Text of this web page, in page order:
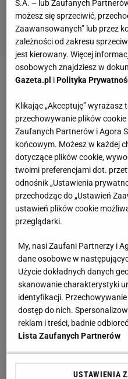
Zobacz wideo
chwilę) na kołku. Nie
do boksu"
- Trochę czasu od tego
Woffinden w rozmowie
ostatnią wygraną w
Czech w Pradze
jednak dobrej myśli. -
wiadomo, co się
pracowaliśmy naprawdę
poprawić po niezbyt
teraz jeździ mi się już
niecierpliwością czekam
kalendarzu GP. W
S.A. – lub Zaufanych
możesz się sprzeciwić,
Zaawansowanych” lub przez
zależności od zakresu
jest kierowany. Więcej
osobowych znajdziesz w
Gazeta.pl iPolityka
Klikając „Akceptuję”
przechowywanie plików
Zaufanych Partnerów i Agora
końcowym. Możesz w każdej
dotyczące plików cookie,
twoimi preferencjami dot.
odnośnik „Ustawienia
przechodząc do „Ustawień
ustawień plików cookie
przeglądarki.
My, nasi Zaufani Partnerzy i
dane osobowe w
Użycie dokładnych danych
skanowanie charakterystyki
identyfikacji.
dostęp do nich.
reklam i treści, badnie
Lista Zaufanych Partnerów
USTAWIENIA